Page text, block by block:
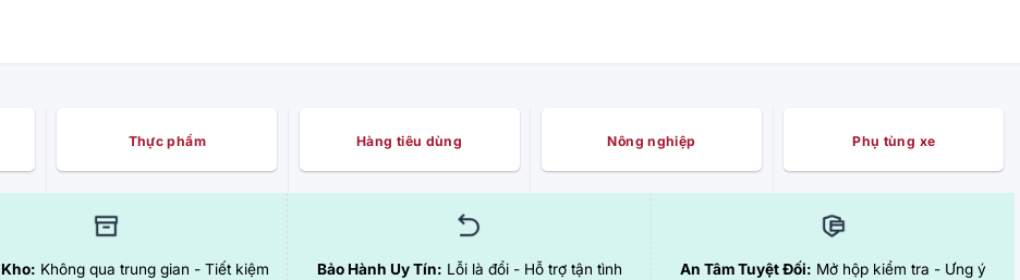
Thực phẩm Hàng tiêu dùng Nông nghiệp Phụ tùng xe
Kho: Không qua trung gian - Tiết kiệm
Bảo Hành Uy Tín: Lỗi là đổi - Hỗ trợ tận tình
An Tâm Tuyệt Đối: Mở hộp kiểm tra - Ưng ý